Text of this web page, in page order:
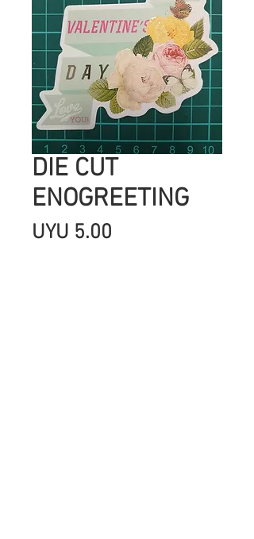
DIE CUT
ENOGREETING
UYU 5.00